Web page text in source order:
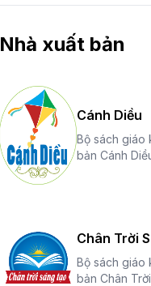
Nhà xuất bản
Cánh Diều
Bộ sách giáo
bản Cánh
Chân Trời
Bộ sách giáo
bản Chân